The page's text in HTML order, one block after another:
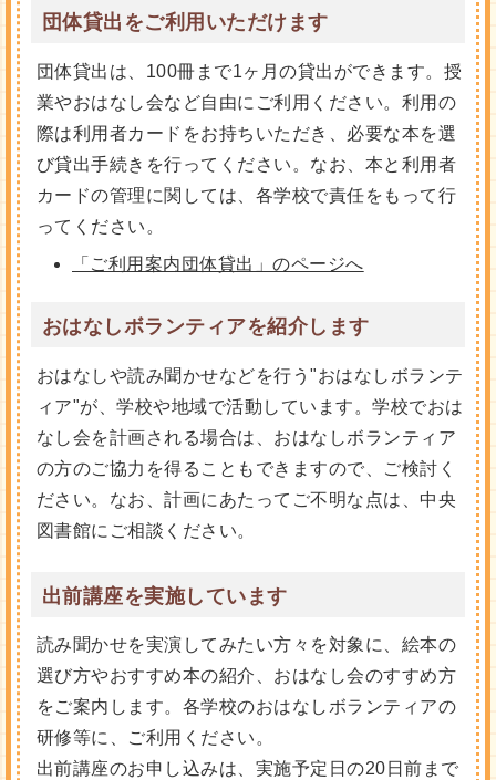
団体貸出をご利用いただけます
団体貸出は、100冊まで1ヶ月の貸出ができます。授
業やおはなし会など自由にご利用ください。利用の
際は利用者カードをお持ちいただき、必要な本を選
び貸出手続きを行ってください。なお、本と利用者
カードの管理に関しては、各学校で責任をもって行
ってください。
「ご利用案内団体貸出」のページへ
おはなしボランティアを紹介します
おはなしや読み聞かせなどを行う"おはなしボランテ
ィア"が、学校や地域で活動しています。学校でおは
なし会を計画される場合は、おはなしボランティア
の方のご協力を得ることもできますので、ご検討く
ださい。なお、計画にあたってご不明な点は、中央
図書館にご相談ください。
出前講座を実施しています
読み聞かせを実演してみたい方々を対象に、絵本の
選び方やおすすめ本の紹介、おはなし会のすすめ方
をご案内します。各学校のおはなしボランティアの
研修等に、ご利用ください。
出前講座のお申し込みは、実施予定日の20日前まで